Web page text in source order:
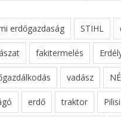
erdőgazdaság STIHL
fakitermelés
vadász
erdő traktor